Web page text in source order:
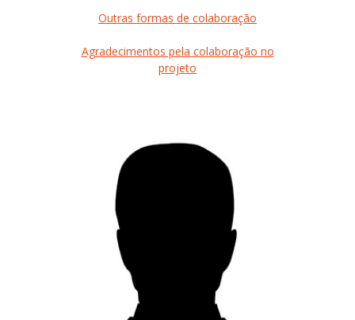
Outras formas de colaboração
Agradecimentos pela colaboração no
projeto